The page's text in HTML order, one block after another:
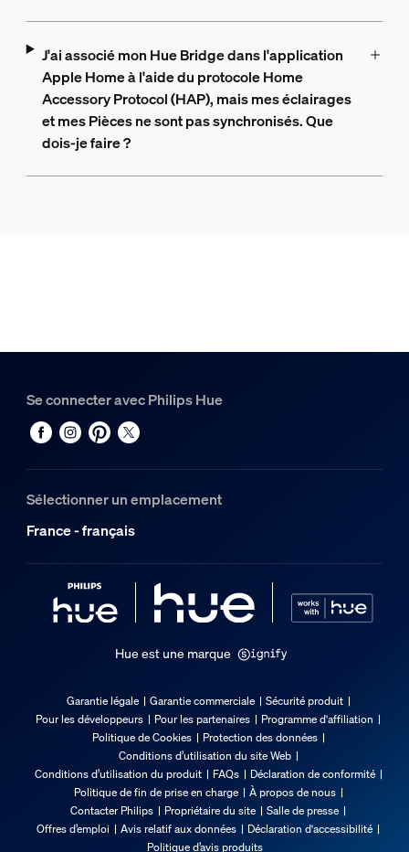
J'ai associé mon Hue Bridge dans l'application
Apple Home à l'aide du protocole Home
Accessory Protocol (HAP), mais mes éclairages
et mes Pièces ne sont pas synchronisés. Que
dois-je faire ?
Se connecter avec Philips Hue
Sélectionner un emplacement
France - français
Hue est une marque
Garantie légale Garantie commerciale
Sécurité produit
Pour les développeurs
Pour les partenaires
Programme d'affiliation
Politique de Cookies
Protection des données
Conditions d’utilisation du site Web
Conditions d’utilisation du produit
FAQs
Déclaration de conformité
Politique de fin de prise en charge
À propos de nous
Contacter Philips
Propriétaire du site
Salle de presse
Offres d’emploi
Avis relatif aux données
Déclaration d'accessibilité
Politique d’avis produits